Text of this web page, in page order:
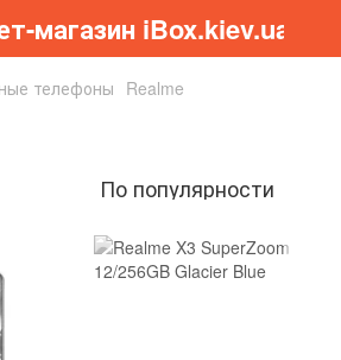
магазин iBox.kiev.ua
телефоны Realme
По популярности